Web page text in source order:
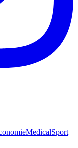
MedicalSport